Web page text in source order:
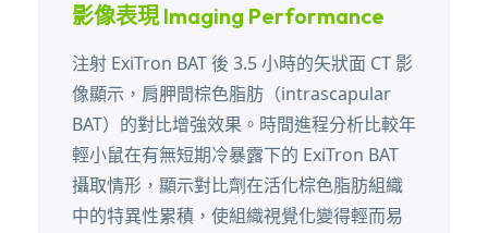
影像表現 Imaging Performance
注射 ExiTron BAT 後 3.5 小時的矢狀面 CT 影
像顯示，肩胛間棕色脂肪（intrascapular
BAT）的對比增強效果。時間進程分析比較年
輕小鼠在有無短期冷暴露下的 ExiTron BAT
攝取情形，顯示對比劑在活化棕色脂肪組織
中的特異性累積，使組織視覺化變得輕而易